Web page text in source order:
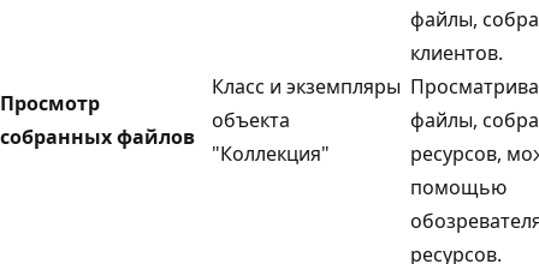
Просмотр
собранных файлов
Класс и экземпляры
объекта
"Коллекция"
файлы,
клиентов.
файлы,
ресурсов,
помощью
ресурсов.